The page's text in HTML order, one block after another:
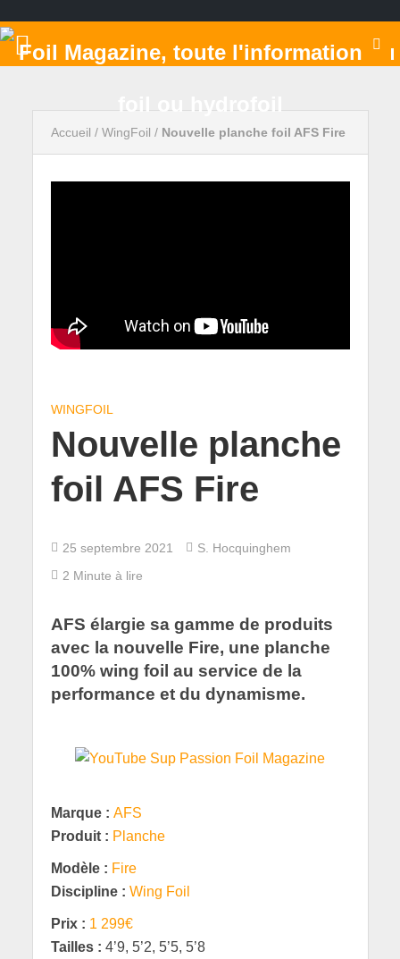
Accueil / WingFoil / Nouvelle planche foil AFS Fire
WINGFOIL
Nouvelle planche
foil AFS Fire
25 septembre 2021
S. Hocquinghem
2 Minute à lire
AFS élargie sa gamme de produits
avec la nouvelle Fire, une planche
100% wing foil au service de la
performance et du dynamisme.
Marque : AFS
Produit : Planche
Modèle : Fire
Discipline : Wing Foil
Prix : 1 299€
Tailles : 4’9, 5’2, 5’5, 5’8